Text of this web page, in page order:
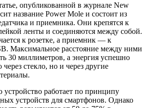
опубликованной в журнале New
название Power Mole и состоит из
и приемника. Они крепятся к
ленты и соединяются между собой.
к розетке, а приемник — к
Максимальное расстояние между ними
30 миллиметров, а энергия успешно
через стекло, но и через другие
устройство работает по принципу
устройств для смартфонов. Однако